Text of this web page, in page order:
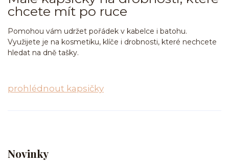
Novinky
chcete mít po ruce
Pomohou vám udržet pořádek v kabelce i batohu.
Využijete je na kosmetiku, klíče i drobnosti, které nechcete
hledat na dně tašky.
prohlédnout kapsičky